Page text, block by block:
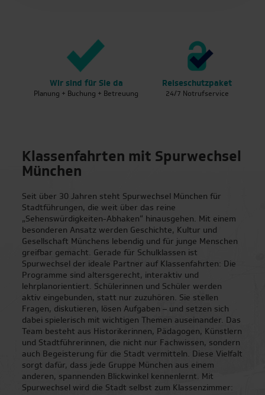
| Top-Reiseziele für
Klassenfahrten
Wir sind für Sie da
Planung + Buchung + Betreuung
Reiseschutzpaket
24/7 Notrufservice
Klassenfahrten mit Spurwechsel
München
Seit über 30 Jahren steht Spurwechsel München für
Stadtführungen, die weit über das reine
„Sehenswürdigkeiten-Abhaken“ hinausgehen. Mit einem
besonderen Ansatz werden Geschichte, Kultur und
Gesellschaft Münchens lebendig und für junge Menschen
greifbar gemacht. Gerade für Schulklassen ist
Spurwechsel der ideale Partner auf Klassenfahrten: Die
Programme sind altersgerecht, interaktiv und
lehrplanorientiert. Schülerinnen und Schüler werden
aktiv eingebunden, statt nur zuzuhören. Sie stellen
Fragen, diskutieren, lösen Aufgaben – und setzen sich
dabei spielerisch mit wichtigen Themen auseinander. Das
Team besteht aus Historikerinnen, Pädagogen, Künstlern
und Stadtführerinnen, die nicht nur Fachwissen, sondern
auch Begeisterung für die Stadt vermitteln. Diese Vielfalt
sorgt dafür, dass jede Gruppe München aus einem
anderen, spannenden Blickwinkel kennenlernt. Mit
Spurwechsel wird die Stadt selbst zum Klassenzimmer: